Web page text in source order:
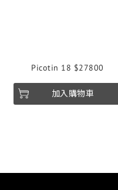
Picotin 18 $27800
加入購物車